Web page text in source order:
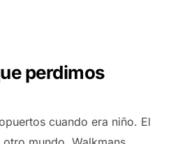
perdimos
cuando era niño. El